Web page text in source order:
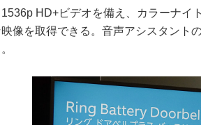
HD+ビデオを備え、カラーナイ
映像を取得できる。音声アシスタント